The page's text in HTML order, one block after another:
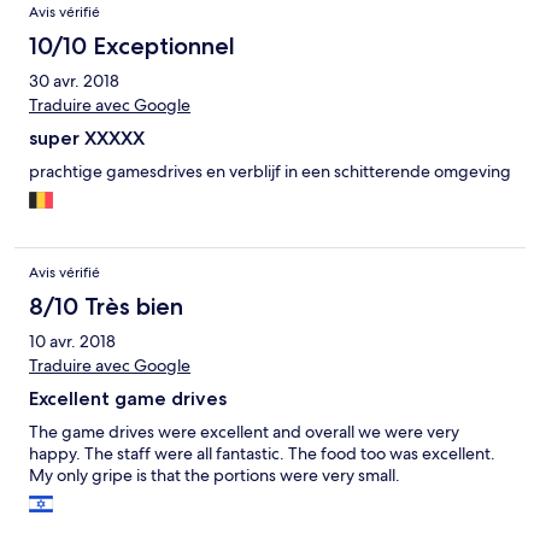
Avis vérifié
10/10 Exceptionnel
30 avr. 2018
Traduire avec Google
super XXXXX
prachtige gamesdrives en verblijf in een schitterende omgeving
Avis vérifié
8/10 Très bien
10 avr. 2018
Traduire avec Google
Excellent game drives
The game drives were excellent and overall we were very
happy. The staff were all fantastic. The food too was excellent.
My only gripe is that the portions were very small.